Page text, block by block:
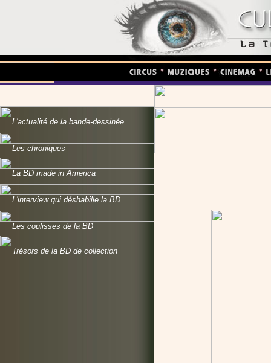
L'actualité de la bande-dessinée
Les chroniques
La BD made in America
L'interview qui déshabille la BD
Les coulisses de la BD
Trésors de la BD de collection